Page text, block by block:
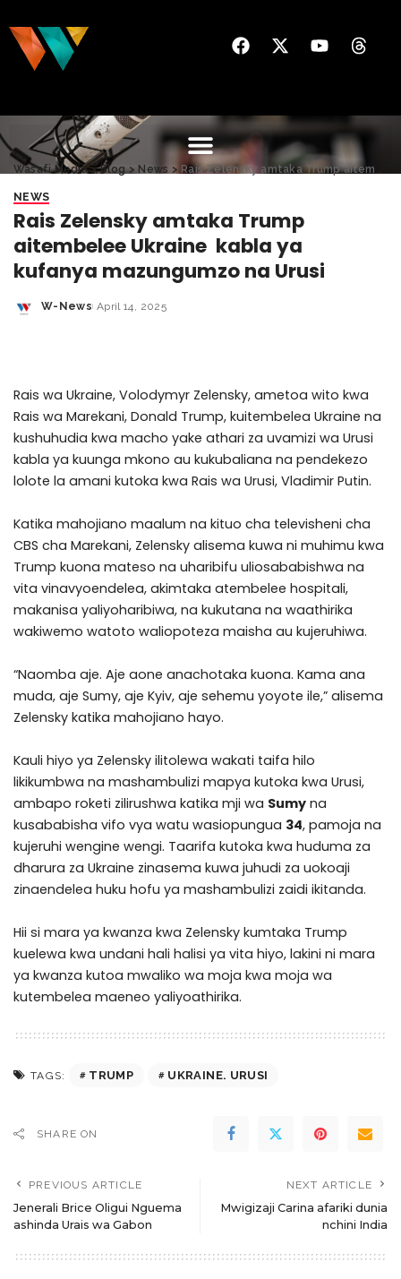
Wasafi Media>Blog> News > Rais Zelensky amtaka Trump aitembelee Ukraine kabla ya kufanya mazungumzo na Urusi
NEWS
Rais Zelensky amtaka Trump
aitembelee Ukraine kabla ya
kufanya mazungumzo na Urusi
W-News April 14, 2025
Rais wa Ukraine, Volodymyr Zelensky, ametoa wito kwa
Rais wa Marekani, Donald Trump, kuitembelea Ukraine na
kushuhudia kwa macho yake athari za uvamizi wa Urusi
kabla ya kuunga mkono au kukubaliana na pendekezo
lolote la amani kutoka kwa Rais wa Urusi, Vladimir Putin.
Katika mahojiano maalum na kituo cha televisheni cha
CBS cha Marekani, Zelensky alisema kuwa ni muhimu kwa
Trump kuona mateso na uharibifu uliosababishwa na
vita vinavyoendelea, akimtaka atembelee hospitali,
makanisa yaliyoharibiwa, na kukutana na waathirika
wakiwemo watoto waliopoteza maisha au kujeruhiwa.
“Naomba aje. Aje aone anachotaka kuona. Kama ana
muda, aje Sumy, aje Kyiv, aje sehemu yoyote ile,” alisema
Zelensky katika mahojiano hayo.
Kauli hiyo ya Zelensky ilitolewa wakati taifa hilo
likikumbwa na mashambulizi mapya kutoka kwa Urusi,
ambapo roketi zilirushwa katika mji wa Sumy na
kusababisha vifo vya watu wasiopungua 34, pamoja na
kujeruhi wengine wengi. Taarifa kutoka kwa huduma za
dharura za Ukraine zinasema kuwa juhudi za uokoaji
zinaendelea huku hofu ya mashambulizi zaidi ikitanda.
Hii si mara ya kwanza kwa Zelensky kumtaka Trump
kuelewa kwa undani hali halisi ya vita hiyo, lakini ni mara
ya kwanza kutoa mwaliko wa moja kwa moja wa
kutembelea maeneo yaliyoathirika.
TAGS: TRUMP UKRAINE. URUSI
SHARE ON
PREVIOUS ARTICLE
Jenerali Brice Oligui Nguema
ashinda Urais wa Gabon
NEXT ARTICLE
Mwigizaji Carina afariki dunia
nchini India